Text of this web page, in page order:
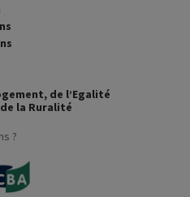
de l’Egalité
la Ruralité
?